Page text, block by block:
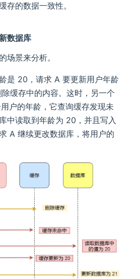
存的数据一致性。
数据库
场景来分析。
是 20，请求 A 要更新用户年龄
缓存中的内容。这时，另一个
户的年龄，它查询缓存发现未
中读取到年龄为 20，并且写入
A 继续更改数据库，将用户的